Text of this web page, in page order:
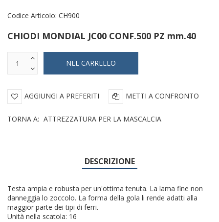
Codice Articolo: CH900
CHIODI MONDIAL JC00 CONF.500 PZ mm.40
AGGIUNGI A PREFERITI METTI A CONFRONTO
TORNA A: ATTREZZATURA PER LA MASCALCIA
DESCRIZIONE
Testa ampia e robusta per un'ottima tenuta. La lama fine non
danneggia lo zoccolo. La forma della gola li rende adatti alla
maggior parte dei tipi di ferri.
Unità nella scatola: 16